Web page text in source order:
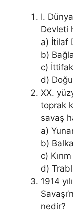
I.
Devleti
a) İtilaf
b)
c)
d)
XX.
toprak
savaş
a)
b)
c)
d)
1914
nedir?